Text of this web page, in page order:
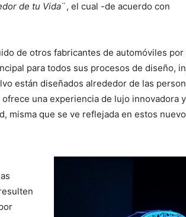
de tu Vida¨, el cual -de acuerdo con
de otros fabricantes de automóviles por
para todos sus procesos de diseño,
están diseñados alrededor de las
una experiencia de lujo innovadora y
misma que se ve reflejada en estos